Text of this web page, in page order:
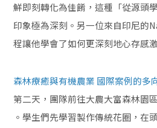
鮮即刻轉化為佳餚，這種「從源頭
印象極為深刻。另一位來自印尼的
程讓他學會了如何更深刻地心存感
森林療癒與有機農業 國際案例的多
第二天，團隊前往大農大富森林園
。學生們先學習製作傳統花圈，在